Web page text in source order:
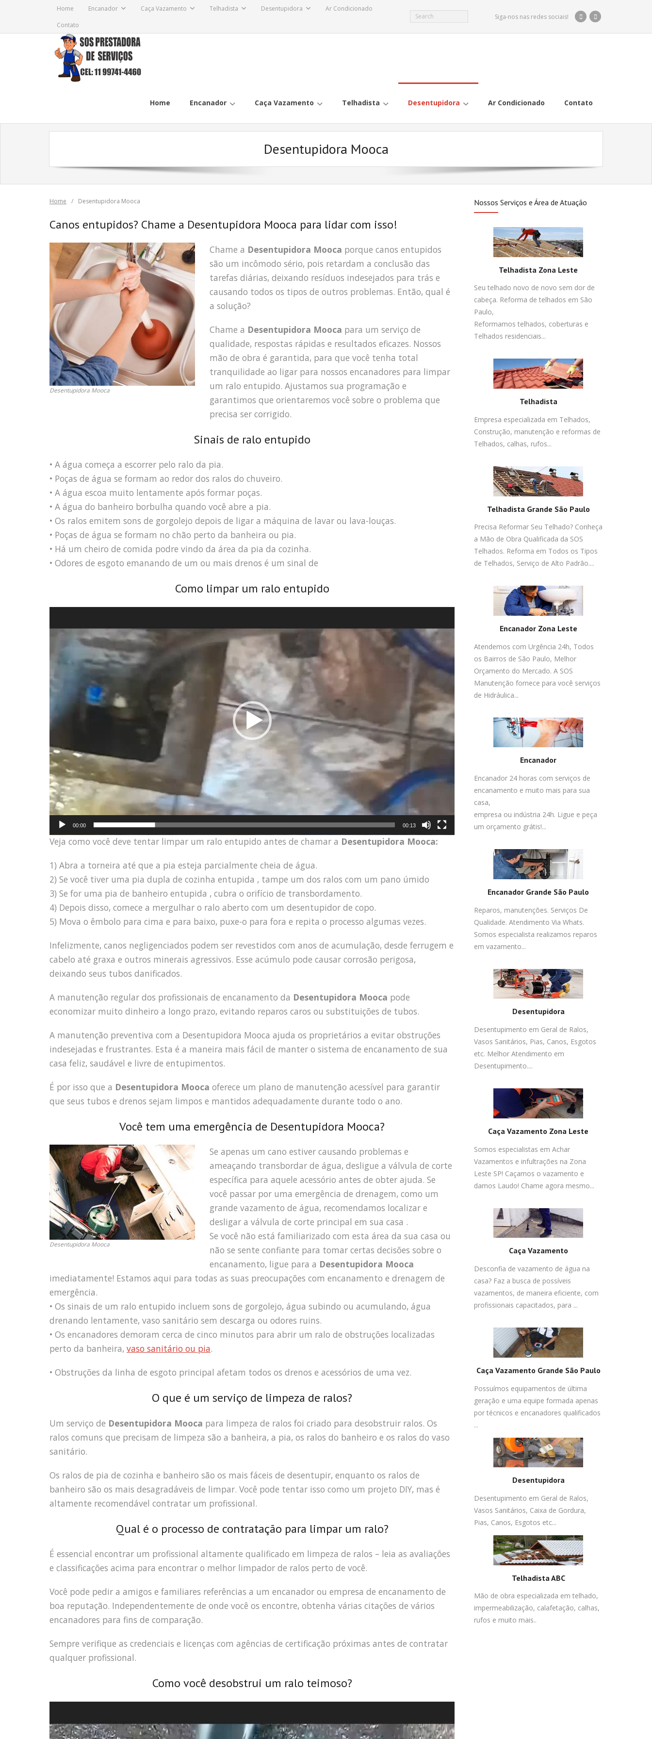
Home Encanador Caça Vazamento Telhadista Desentupidora
Ar Condicionado
Contato
Siga-nos nas redes sociais!
Home Encanador Caça Vazamento Telhadista Desentupidora Ar Condicionado Contato
Desentupidora Mooca
Home / Desentupidora Mooca
Canos entupidos? Chame a Desentupidora Mooca para lidar com isso!
Desentupidora Mooca
Chame a Desentupidora Mooca porque canos entupidos
são um incômodo sério, pois retardam a conclusão das
tarefas diárias, deixando resíduos indesejados para trás e
causando todos os tipos de outros problemas. Então, qual é
a solução?
Chame a Desentupidora Mooca para um serviço de
qualidade, respostas rápidas e resultados eficazes. Nossos
mão de obra é garantida, para que você tenha total
tranquilidade ao ligar para nossos encanadores para limpar
um ralo entupido. Ajustamos sua programação e
garantimos que orientaremos você sobre o problema que
precisa ser corrigido.
Sinais de ralo entupido
• A água começa a escorrer pelo ralo da pia.
• Poças de água se formam ao redor dos ralos do chuveiro.
• A água escoa muito lentamente após formar poças.
• A água do banheiro borbulha quando você abre a pia.
• Os ralos emitem sons de gorgolejo depois de ligar a máquina de lavar ou lava-louças.
• Poças de água se formam no chão perto da banheira ou pia.
• Há um cheiro de comida podre vindo da área da pia da cozinha.
• Odores de esgoto emanando de um ou mais drenos é um sinal de
Como limpar um ralo entupido
vídeo
00:00 00:13
Veja como você deve tentar limpar um ralo entupido antes de chamar a Desentupidora Mooca:
1) Abra a torneira até que a pia esteja parcialmente cheia de água.
2) Se você tiver uma pia dupla de cozinha entupida , tampe um dos ralos com um pano úmido
3) Se for uma pia de banheiro entupida , cubra o orifício de transbordamento.
4) Depois disso, comece a mergulhar o ralo aberto com um desentupidor de copo.
5) Mova o êmbolo para cima e para baixo, puxe-o para fora e repita o processo algumas vezes.
Infelizmente, canos negligenciados podem ser revestidos com anos de acumulação, desde ferrugem e
cabelo até graxa e outros minerais agressivos. Esse acúmulo pode causar corrosão perigosa,
deixando seus tubos danificados.
A manutenção regular dos profissionais de encanamento da Desentupidora Mooca pode
economizar muito dinheiro a longo prazo, evitando reparos caros ou substituições de tubos.
A manutenção preventiva com a Desentupidora Mooca ajuda os proprietários a evitar obstruções
indesejadas e frustrantes. Esta é a maneira mais fácil de manter o sistema de encanamento de sua
casa feliz, saudável e livre de entupimentos.
É por isso que a Desentupidora Mooca oferece um plano de manutenção acessível para garantir
que seus tubos e drenos sejam limpos e mantidos adequadamente durante todo o ano.
Você tem uma emergência de Desentupidora Mooca?
Desentupidora Mooca
Se apenas um cano estiver causando problemas e
ameaçando transbordar de água, desligue a válvula de corte
específica para aquele acessório antes de obter ajuda. Se
você passar por uma emergência de drenagem, como um
grande vazamento de água, recomendamos localizar e
desligar a válvula de corte principal em sua casa .
Se você não está familiarizado com esta área da sua casa ou
não se sente confiante para tomar certas decisões sobre o
encanamento, ligue para a Desentupidora Mooca
imediatamente! Estamos aqui para todas as suas preocupações com encanamento e drenagem de
emergência.
• Os sinais de um ralo entupido incluem sons de gorgolejo, água subindo ou acumulando, água
drenando lentamente, vaso sanitário sem descarga ou odores ruins.
• Os encanadores demoram cerca de cinco minutos para abrir um ralo de obstruções localizadas
perto da banheira, vaso sanitário ou pia.
• Obstruções da linha de esgoto principal afetam todos os drenos e acessórios de uma vez.
O que é um serviço de limpeza de ralos?
Um serviço de Desentupidora Mooca para limpeza de ralos foi criado para desobstruir ralos. Os
ralos comuns que precisam de limpeza são a banheira, a pia, os ralos do banheiro e os ralos do vaso
sanitário.
Os ralos de pia de cozinha e banheiro são os mais fáceis de desentupir, enquanto os ralos de
banheiro são os mais desagradáveis de limpar. Você pode tentar isso como um projeto DIY, mas é
altamente recomendável contratar um profissional.
Qual é o processo de contratação para limpar um ralo?
É essencial encontrar um profissional altamente qualificado em limpeza de ralos – leia as avaliações
e classificações acima para encontrar o melhor limpador de ralos perto de você.
Você pode pedir a amigos e familiares referências a um encanador ou empresa de encanamento de
boa reputação. Independentemente de onde você os encontre, obtenha várias citações de vários
encanadores para fins de comparação.
Sempre verifique as credenciais e licenças com agências de certificação próximas antes de contratar
qualquer profissional.
Como você desobstrui um ralo teimoso?
vídeo
Nossos Serviços e Área de Atuação
Telhadista Zona Leste
Seu telhado novo de novo sem dor de
cabeça. Reforma de telhados em São
Paulo,
Reformamos telhados, coberturas e
Telhados residenciais...
Telhadista
Empresa especializada em Telhados,
Construção, manutenção e reformas de
Telhados, calhas, rufos...
Telhadista Grande São Paulo
Precisa Reformar Seu Telhado? Conheça
a Mão de Obra Qualificada da SOS
Telhados. Reforma em Todos os Tipos
de Telhados, Serviço de Alto Padrão....
Encanador Zona Leste
Atendemos com Urgência 24h, Todos
os Bairros de São Paulo, Melhor
Orçamento do Mercado. A SOS
Manutenção fornece para você serviços
de Hidráulica...
Encanador
Encanador 24 horas com serviços de
encanamento e muito mais para sua
casa,
empresa ou indústria 24h. Ligue e peça
um orçamento grátis!...
Encanador Grande São Paulo
Reparos, manutenções. Serviços De
Qualidade. Atendimento Via Whats.
Somos especialista realizamos reparos
em vazamento...
Desentupidora
Desentupimento em Geral de Ralos,
Vasos Sanitários, Pias, Canos, Esgotos
etc. Melhor Atendimento em
Desentupimento....
Caça Vazamento Zona Leste
Somos especialistas em Achar
Vazamentos e infultrações na Zona
Leste SP! Caçamos o vazamento e
damos Laudo! Chame agora mesmo...
Caça Vazamento
Desconfia de vazamento de água na
casa? Faz a busca de possíveis
vazamentos, de maneira eficiente, com
profissionais capacitados, para ...
Caça Vazamento Grande São Paulo
Possuímos equipamentos de última
geração e uma equipe formada apenas
por técnicos e encanadores qualificados
...
Desentupidora
Desentupimento em Geral de Ralos,
Vasos Sanitários, Caixa de Gordura,
Pias, Canos, Esgotos etc...
Telhadista ABC
Mão de obra especializada em telhado,
impermeabilização, calafetação, calhas,
rufos e muito mais..